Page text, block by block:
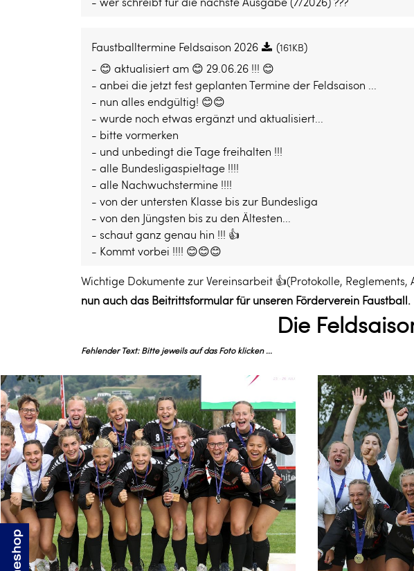
Faustballtermine Feldsaison 2026 (161KB)
- 😊 aktualisiert am 😊 29.06.26 !!! 😊
- anbei die jetzt fest geplanten Termine der Feldsaison ...
- nun alles endgültig! 😊😊
- wurde noch etwas ergänzt und aktualisiert...
- bitte vormerken
- und unbedingt die Tage freihalten !!!
- alle Bundesligaspieltage !!!!
- alle Nachwuchstermine !!!!
- von der untersten Klasse bis zur Bundesliga
- von den Jüngsten bis zu den Ältesten...
- schaut ganz genau hin !!! 👍
- Kommt vorbei !!!! 😊😊😊
Wichtige Dokumente zur Vereinsarbeit 👍(Protokolle,
nun auch das Beitrittsformular für unseren Förderverein Faustball.
Die
Fehlender Text: Bitte jeweils auf das Foto klicken ...